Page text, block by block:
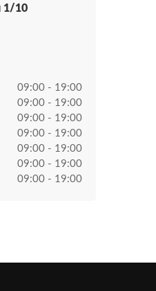
1/10​
09:00 - 19:00
09:00 - 19:00
09:00 - 19:00
09:00 - 19:00
09:00 - 19:00
09:00 - 19:00
09:00 - 19:00